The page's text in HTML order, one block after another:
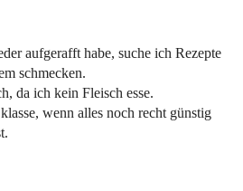
aufgerafft habe, suche ich Rezepte
schmecken.
da ich kein Fleisch esse.
wenn alles noch recht günstig